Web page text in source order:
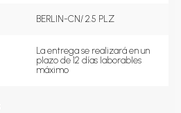
BERLIN-CN/ 2.5 PLZ
La entrega se realizará en un
plazo de 12 días laborables
máximo